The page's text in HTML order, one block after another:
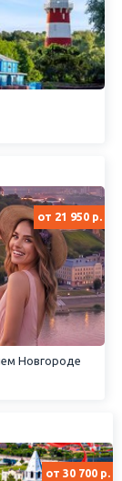
от 21 950 р.
Новгороде
от 30 700 р.